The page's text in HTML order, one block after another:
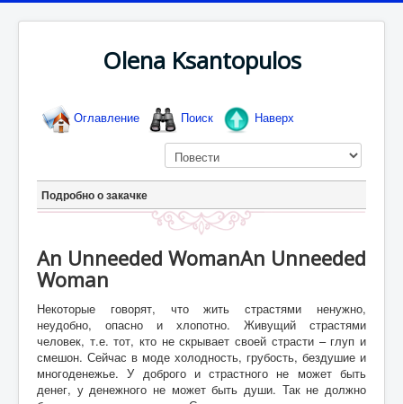
Olena Ksantopulos
Оглавление Поиск Наверх
Подробно о закачке
An Unneeded WomanAn Unneeded
Woman
Некоторые говорят, что жить страстями ненужно,
неудобно, опасно и хлопотно. Живущий страстями
человек, т.е. тот, кто не скрывает своей страсти – глуп и
смешон. Сейчас в моде холодность, грубость, бездушие и
многоденежье. У доброго и страстного не может быть
денег, у денежного не может быть души. Так не должно